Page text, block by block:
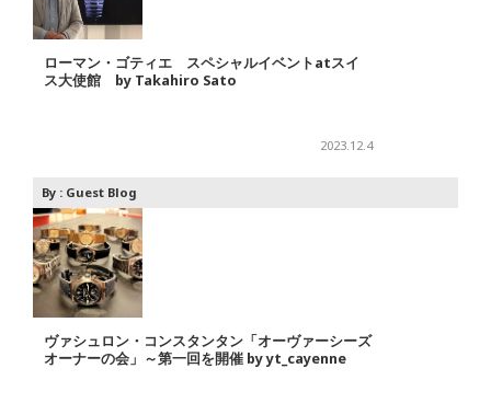
ローマン・ゴティエ スペシャルイベントatスイ
ス大使館 by Takahiro Sato
2023.12.4
By : Guest Blog
ヴァシュロン・コンスタンタン「オーヴァーシーズ
オーナーの会」～第一回を開催 by yt_cayenne